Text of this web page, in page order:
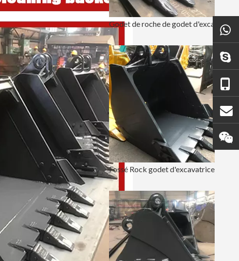
Godet de roche de godet d'excavatrice de fer de construction de haute qualité